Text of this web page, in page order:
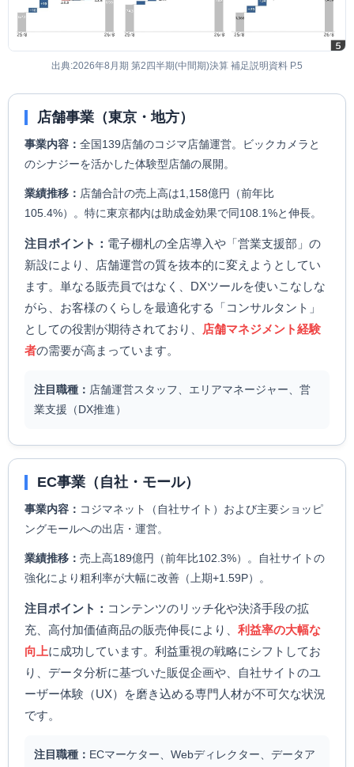
出典:2026年8月期 第2四半期(中間期)決算 補足説明資料 P.5
店舗事業（東京・地方）
事業内容： 全国139店舗のコジマ店舗運営。ビックカメラと
のシナジーを活かした体験型店舗の展開。
業績推移： 店舗合計の売上高は1,158億円（前年比
105.4%）。特に東京都内は助成金効果で同108.1%と伸長。
注目ポイント： 電子棚札の全店導入や「営業支援部」の
新設により、店舗運営の質を抜本的に変えようとしてい
ます。単なる販売員ではなく、DXツールを使いこなしな
がら、お客様のくらしを最適化する「コンサルタント」
としての役割が期待されており、
店舗マネジメント経験
者の需要が高まっています。
注目職種： 店舗運営スタッフ、エリアマネージャー、営
業支援（DX推進）
EC事業（自社・モール）
事業内容： コジマネット（自社サイト）および主要ショッピ
ングモールへの出店・運営。
業績推移： 売上高189億円（前年比102.3%）。自社サイトの
強化により粗利率が大幅に改善（上期+1.59P）。
注目ポイント： コンテンツのリッチ化や決済手段の拡
充、高付加価値商品の販売伸長により、 利益率の大幅な
向上に成功しています。利益重視の戦略にシフトしてお
り、データ分析に基づいた販促企画や、自社サイトのユ
ーザー体験（UX）を磨き込める専門人材が不可欠な状況
です。
注目職種： ECマーケター、Webディレクター、データア